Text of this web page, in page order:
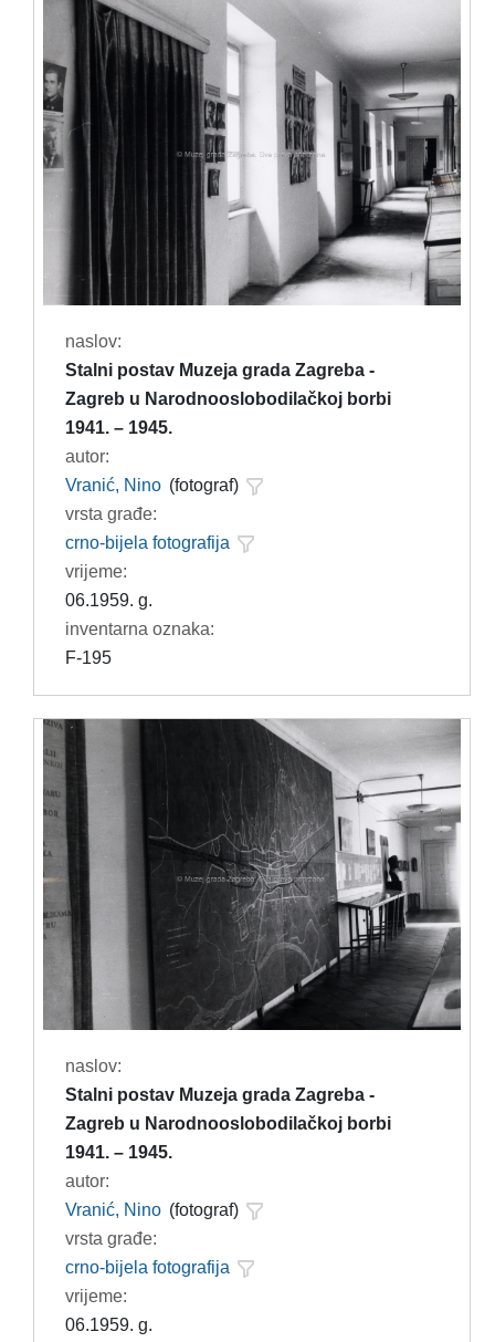
naslov:
Stalni postav Muzeja grada Zagreba -
Zagreb u Narodnooslobodilačkoj borbi
1941. – 1945.
autor:
Vranić, Nino (fotograf)
vrsta građe:
crno-bijela fotografija
vrijeme:
06.1959. g.
inventarna oznaka:
F-195
naslov:
Stalni postav Muzeja grada Zagreba -
Zagreb u Narodnooslobodilačkoj borbi
1941. – 1945.
autor:
Vranić, Nino (fotograf)
vrsta građe:
crno-bijela fotografija
vrijeme:
06.1959. g.